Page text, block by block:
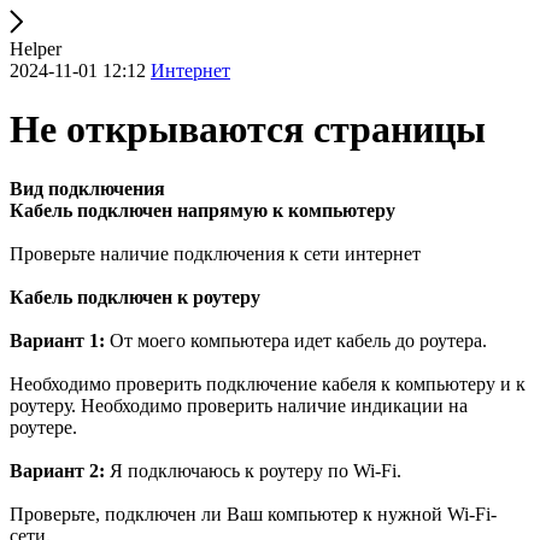
Helper
2024-11-01 12:12 Интернет
Не открываются страницы
Вид подключения
Кабель подключен напрямую к компьютеру
Проверьте наличие подключения к сети интернет
Кабель подключен к роутеру
Вариант 1: От моего компьютера идет кабель до роутера.
Необходимо проверить подключение кабеля к компьютеру и к
роутеру. Необходимо проверить наличие индикации на
роутере.
Вариант 2: Я подключаюсь к роутеру по Wi-Fi.
Проверьте, подключен ли Ваш компьютер к нужной Wi-Fi-
сети.